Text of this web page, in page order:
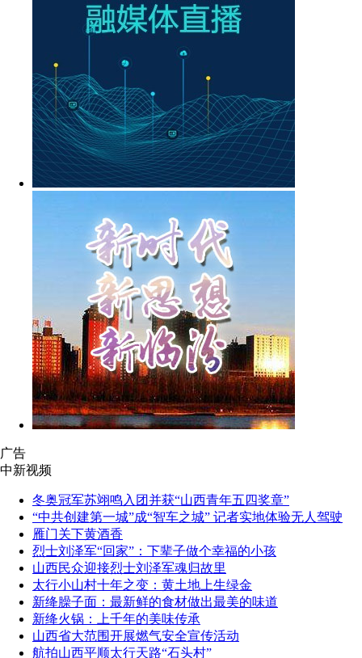
广告
中新视频
冬奥冠军苏翊鸣入团并获“山西青年五四奖章”
“中共创建第一城”成“智车之城” 记者实地体验无人驾驶
雁门关下黄酒香
烈士刘泽军“回家”：下辈子做个幸福的小孩
山西民众迎接烈士刘泽军魂归故里
太行小山村十年之变：黄土地上生绿金
新绛臊子面：最新鲜的食材做出最美的味道
新绛火锅：上千年的美味传承
山西省大范围开展燃气安全宣传活动
航拍山西平顺太行天路“石头村”